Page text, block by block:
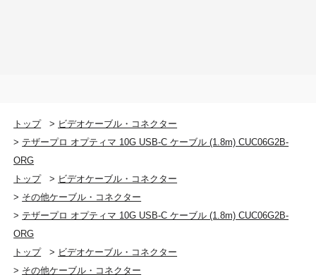
トップ > ビデオケーブル・コネクター
> テザープロ オプティマ 10G USB-C ケーブル (1.8m) CUC06G2B-
ORG
トップ
> ビデオケーブル・コネクター
> その他ケーブル・コネクター
> テザープロ オプティマ 10G USB-C ケーブル (1.8m) CUC06G2B-
ORG
トップ
> ビデオケーブル・コネクター
> その他ケーブル・コネクター